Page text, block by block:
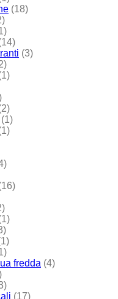
(18)
(3)
(1)
fredda (4)
(17)